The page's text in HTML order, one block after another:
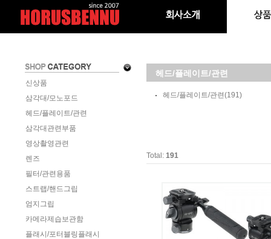
신상품
삼각대/모노포드
헤드/플레이트/관련
삼각대관련부품
영상촬영관련
렌즈
필터/관련용품
스트랩/핸드그립
엄지그립
카메라제습보관함
플래시/포터블링플래시
헤드/플레이트/관련
헤드/플레이트/관련(191)
Total: 191